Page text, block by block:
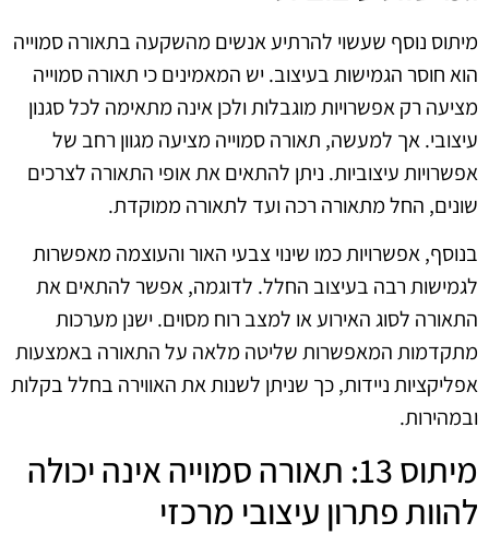
מיתוס נוסף שעשוי להרתיע אנשים מהשקעה בתאורה סמוייה
הוא חוסר הגמישות בעיצוב. יש המאמינים כי תאורה סמוייה
מציעה רק אפשרויות מוגבלות ולכן אינה מתאימה לכל סגנון
עיצובי. אך למעשה, תאורה סמוייה מציעה מגוון רחב של
אפשרויות עיצוביות. ניתן להתאים את אופי התאורה לצרכים
שונים, החל מתאורה רכה ועד לתאורה ממוקדת.
בנוסף, אפשרויות כמו שינוי צבעי האור והעוצמה מאפשרות
לגמישות רבה בעיצוב החלל. לדוגמה, אפשר להתאים את
התאורה לסוג האירוע או למצב רוח מסוים. ישנן מערכות
מתקדמות המאפשרות שליטה מלאה על התאורה באמצעות
אפליקציות ניידות, כך שניתן לשנות את האווירה בחלל בקלות
ובמהירות.
מיתוס 13: תאורה סמוייה אינה יכולה
להוות פתרון עיצובי מרכזי